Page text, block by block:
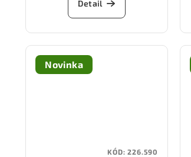
Detail
Novinka
KÓD:226.590